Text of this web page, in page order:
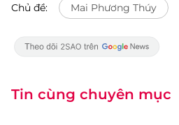
Chủ đề: Mai Phương Thúy
Tin cùng chuyên mục